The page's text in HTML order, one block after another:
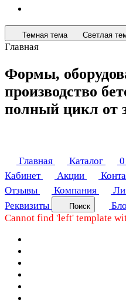
Темная тема Светлая
Главная
Формы,
производство
полный цикл от
Главная Каталог 0
Кабинет
Акции
Отзывы
Компания
Реквизиты
Поиск
Cannot find 'left' template